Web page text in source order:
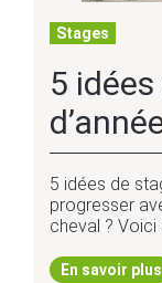
Stages
5
5 idées de
progresser
cheval ?
En savoir plus